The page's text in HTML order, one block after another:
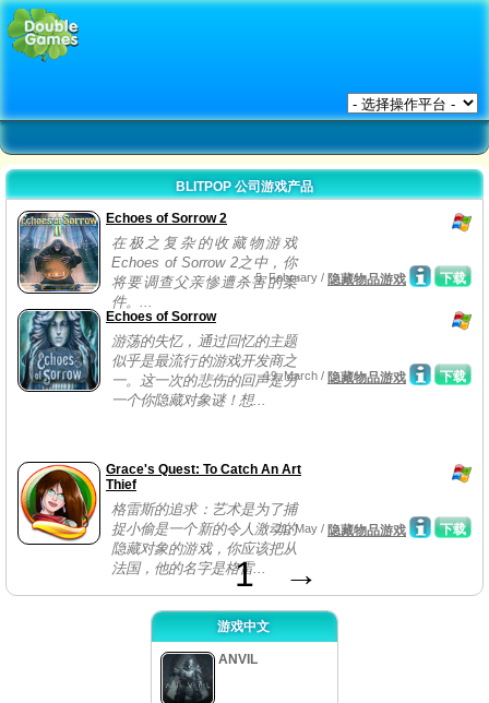
BLITPOP 公司游戏产品
Echoes of Sorrow 2
在极之复杂的收藏物游戏
Echoes of Sorrow 2之中，你
将要调查父亲惨遭杀害的案
件。...
下载
5, February / 隐藏物品游戏
Echoes of Sorrow
游荡的失忆，通过回忆的主题
似乎是最流行的游戏开发商之
一。这一次的悲伤的回声是另
一个你隐藏对象谜！想...
下载
19, March / 隐藏物品游戏
Grace's Quest: To Catch An Art
Thief
格雷斯的追求：艺术是为了捕
捉小偷是一个新的令人激动的
隐藏对象的游戏，你应该把从
法国，他的名字是格雷...
下载
21, May / 隐藏物品游戏
1 →
游戏中文
ANVIL